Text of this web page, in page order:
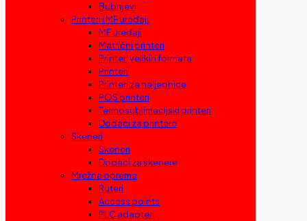
Bubnjevi
Printeri i MF uređaji
MF uređaji
Matrični printeri
Printeri velikih formata
Printeri
Printeri za naljepnice
POS printeri
Termosublimacijski printeri
Dodaci za printere
Skeneri
Skeneri
Dodaci za skenere
Mrežna oprema
Ruteri
Access points
PLC adapteri